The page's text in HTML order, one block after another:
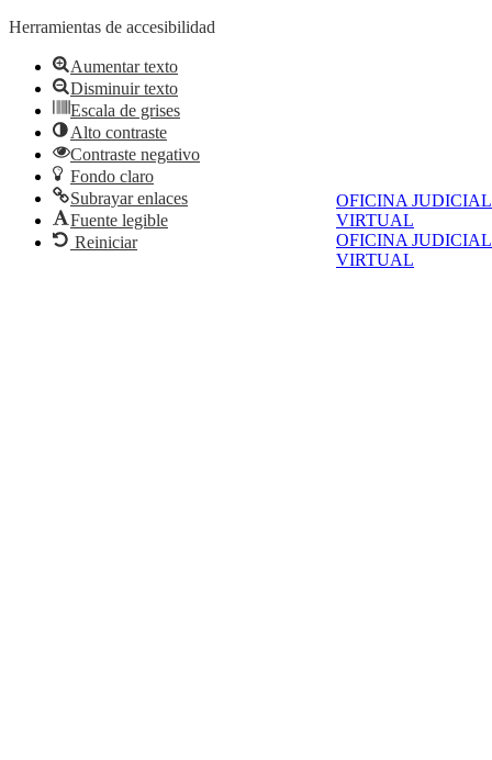
OFICINA JUDICIAL
VIRTUAL
OFICINA JUDICIAL
VIRTUAL
Herramientas de accesibilidad
Aumentar texto
Disminuir texto
Escala de grises
Alto contraste
Contraste negativo
Fondo claro
Subrayar enlaces
Fuente legible
Reiniciar